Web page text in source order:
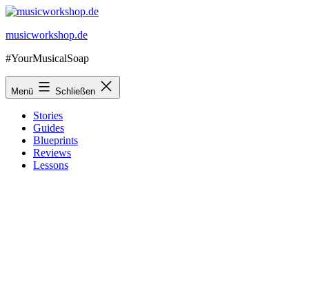
Zum
springen
musicworkshop.de
#YourMusicalSoap
Menü Schließen
Stories
Guides
Blueprints
Reviews
Lessons